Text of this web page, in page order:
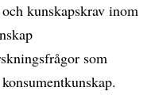
kunskapskrav inom
som